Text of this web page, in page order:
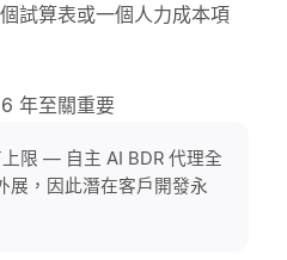
試算表或一個人力成本項
年至關重要
限 — 自主 AI BDR 代理全
展，因此潛在客戶開發永